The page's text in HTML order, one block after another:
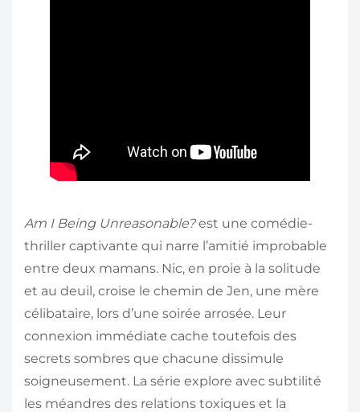
Am I Being Unreasonable?est une comédie-
thriller captivante qui narre l’amitié improbable
entre deux mamans. Nic, en proie à la solitude
et au deuil, croise le chemin de Jen, une mère
célibataire, lors d’une soirée arrosée. Leur
connexion immédiate cache toutefois des
secrets sombres que chacune dissimule
soigneusement. La série explore avec subtilité
les méandres des relations toxiques et la